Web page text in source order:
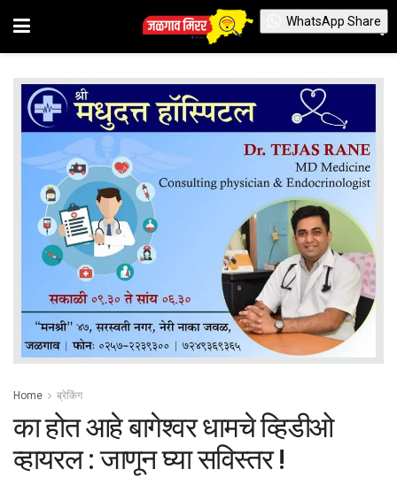
Home ब्रेकिंग
का होत आहे बागेश्वर धामचे व्हिडीओ
व्हायरल : जाणून घ्या सविस्तर !
WhatsApp Share